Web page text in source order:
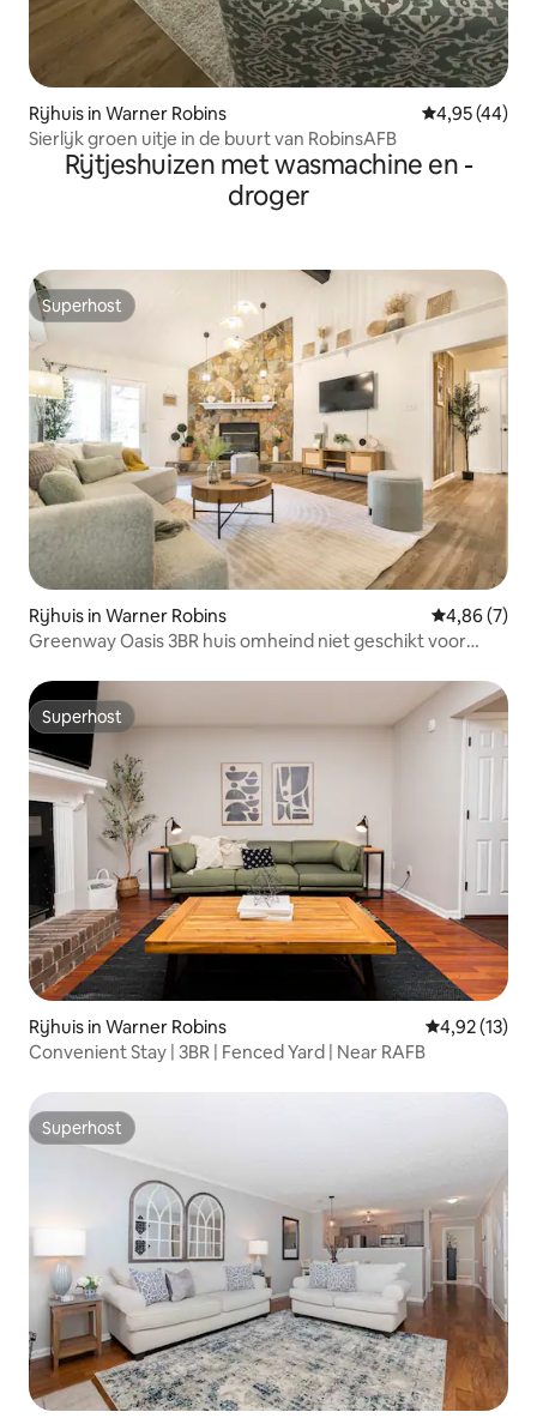
Rijhuis in Warner Robins Gemiddelde
4,95 (44)
Sierlijk groen uitje in de buurt van RobinsAFB
Rijtjeshuizen met wasmachine en -
droger
Superhost
Superhost
Rijhuis in Warner Robins Gemiddelde
4,86 (7)
Greenway Oasis 3BR huis omheind niet geschikt voor
Superhost
Superhost
Rijhuis in Warner Robins Gemiddelde
4,92 (13)
Convenient Stay | 3BR | Fenced Yard | Near RAFB
Superhost
Superhost